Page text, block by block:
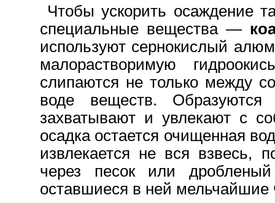
Чтобы ускорить осаждение
специальные вещества —
используют сернокислый
малорастворимую
слипаются не только между
воде веществ. Образуются
захватывают и увлекают с
осадка остается очищенная
извлекается не вся взвесь,
через песок или
оставшиеся в ней мельчайшие